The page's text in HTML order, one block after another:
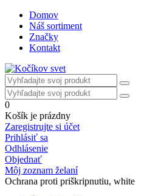
Domov
Náš sortiment
Značky
Kontakt
0
Košík je prázdny
Zaregistrujte si účet
Prihlásiť sa
Odhlásenie
Objednať
Môj zoznam želaní
Ochrana proti priškripnutiu, white